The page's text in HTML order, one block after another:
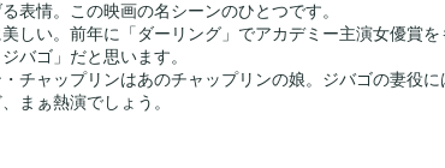
表情。この映画の名シーンのひとつです。
しい。前年に「ダーリング」でアカデミー主演女優賞
バゴ」だと思います。
チャップリンはあのチャップリンの娘。ジバゴの妻役
まぁ熱演でしょう。